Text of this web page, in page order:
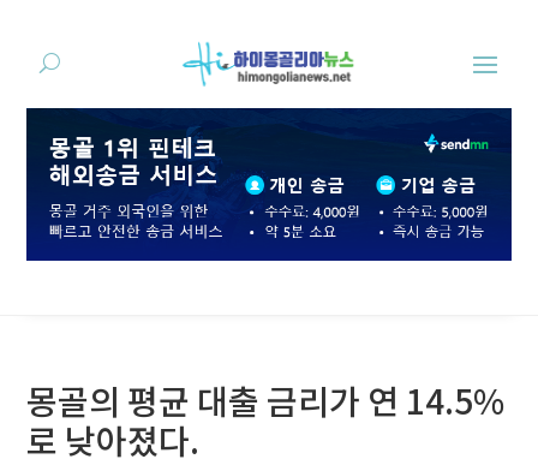
몽골의 평균 대출 금리가 연 14.5%
로 낮아졌다.